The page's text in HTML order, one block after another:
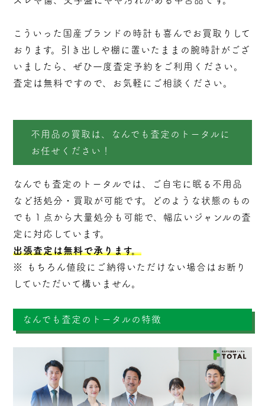
こういった国産ブランドの時計も喜んでお買取りして
おります。引き出しや棚に置いたままの腕時計がござ
いましたら、ぜひ一度査定予約をご利用ください。
査定は無料ですので、お気軽にご相談ください。
不用品の買取は、なんでも査定のトータルに
お任せください！
なんでも査定のトータルでは、ご自宅に眠る不用品
など括処分・ 買取 が可能です。どのような状態のもの
でも１点から大量処分も可能で、幅広いジャンルの査
定に対応しています。
出張査定は無料で承ります。
※ もちろん値段にご納得いただけない場合はお断り
していただいて構いません。
なんでも査定のトータルの特徴